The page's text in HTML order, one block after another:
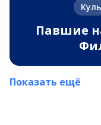
Павшие
Показать ещё